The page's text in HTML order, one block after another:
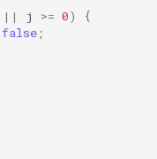
|| j >= 0)
{
false ;